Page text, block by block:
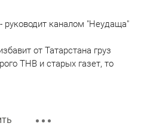
каналом "Неудаща"
от Татарстана груз
ТНВ и старых газет, то